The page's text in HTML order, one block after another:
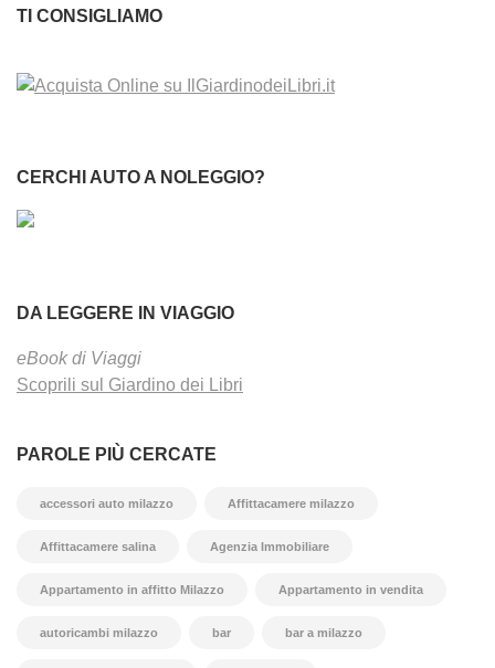
TI CONSIGLIAMO
CERCHI AUTO A NOLEGGIO?
DA LEGGERE IN VIAGGIO
eBook di Viaggi
Scoprili sul Giardino dei Libri
PAROLE PIÙ CERCATE
accessori auto milazzo Affittacamere milazzo
Affittacamere salina Agenzia Immobiliare
Appartamento in affitto Milazzo Appartamento in vendita
autoricambi milazzo bar bar a milazzo